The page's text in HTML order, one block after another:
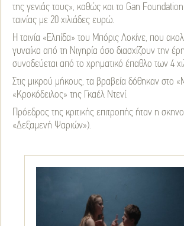
της γενιάς τους», καθώς και το Gan
ταινίας με 20 χιλιάδες ευρώ.
Η ταινία «Ελπίδα» του Μπόρις Λοκίνε, που
γυναίκα από τη Νιγηρία όσο διασχίζουν την
συνοδεύεται από το χρηματικό έπαθλο των 4
Στις μικρού μήκους, τα βραβεία δόθηκαν στο
«Κροκόδειλος» της Γκαέλ Ντενί.
Πρόεδρος της κριτικής επιτροπής ήταν η
«Δεξαμενή Ψαριών»).